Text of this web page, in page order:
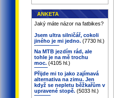
ANKETA
Jaký máte názor na fatbikes?
Jsem ultra silničář, cokoli
jiného je mi jedno. (7730 hl.)
Na MTB jezdím rád, ale
tohle je na mě trochu
moc. (4105 hl.)
Přijde mi to jako zajímavá
alternativa na zimu. Jen
když se nepletu běžkařům v
upravené stopě. (5033 hl.)